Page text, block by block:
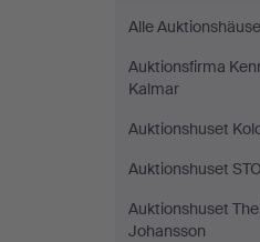
Alle
Auktionsfirma
Kalmar
Auktionshuset
Auktionshuset
Auktionshuset
Johansson